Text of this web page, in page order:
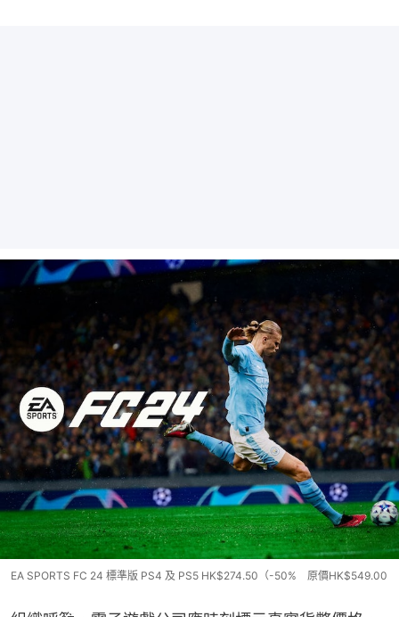
EA SPORTS FC 24 標準版 PS4 及 PS5 HK$274.50（-50% 原價HK$549.00